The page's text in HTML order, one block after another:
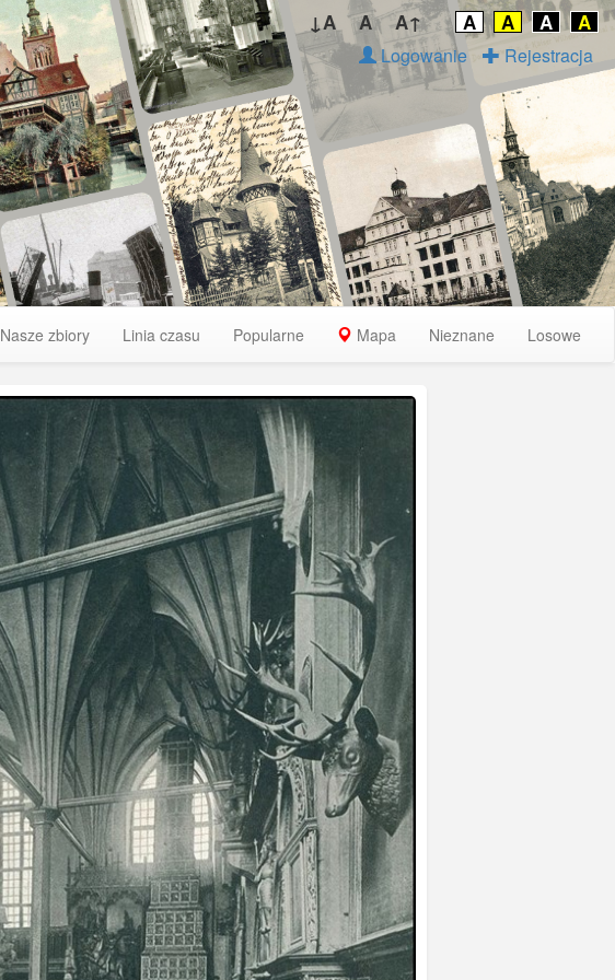
↓A A A↑ A A A A
Logowanie Rejestracja
Nasze zbiory Linia czasu Popularne Mapa Nieznane Losowe